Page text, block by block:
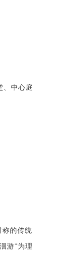
、中心庭
称的传统
游”为理